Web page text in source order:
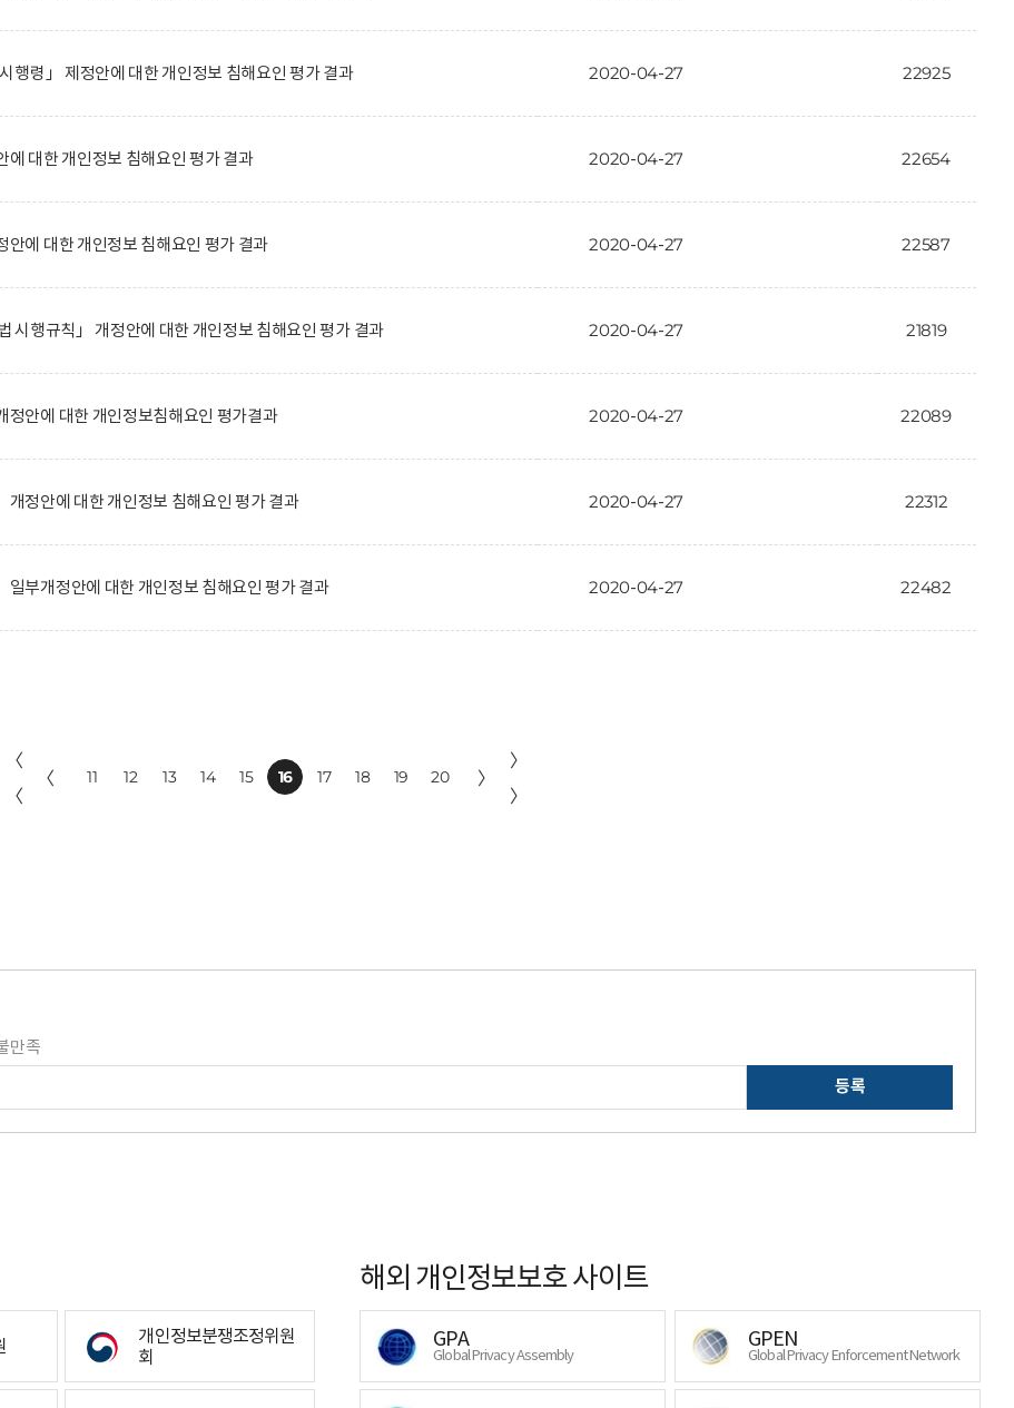
행령」 제정안에 대한 개인정보 침해요인 평가 결과 2020-04-27 22925
에 대한 개인정보 침해요인 평가 결과 2020-04-27 22654
안에 대한 개인정보 침해요인 평가 결과 2020-04-27 22587
시행규칙」 개정안에 대한 개인정보 침해요인 평가 결과 2020-04-27 21819
정안에 대한 개인정보침해요인 평가결과 2020-04-27 22089
개정안에 대한 개인정보 침해요인 평가 결과 2020-04-27 22312
일부개정안에 대한 개인정보 침해요인 평가 결과 2020-04-27 22482
〈
〈
〈 11 12 13 14 15 16 17 18 19 20 〉
〉
〉
만족
등록
개인정보분쟁조정위원
회
해외 개인정보보호 사이트
GPA
Global Privacy Assembly
GPEN
Global Privacy Enforcement Network